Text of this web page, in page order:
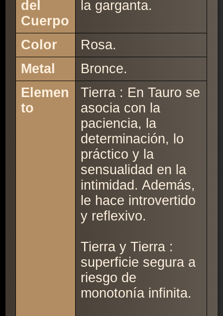
del
Cuerpo
la garganta.
Color
Rosa.
Metal
Bronce.
Elemen
to
Tierra : En Tauro se
asocia con la
paciencia, la
determinación, lo
práctico y la
sensualidad en la
intimidad. Además,
le hace introvertido
y reflexivo.
Tierra y Tierra :
superficie segura a
riesgo de
monotonía infinita.